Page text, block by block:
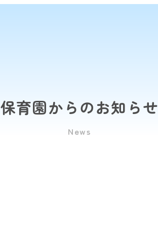
保育園からのお知らせ
News